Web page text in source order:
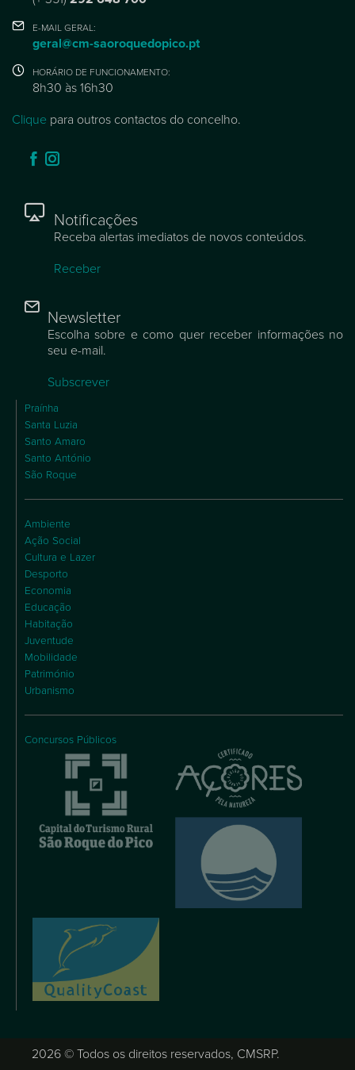
E-MAIL GERAL:
geral@cm-saoroquedopico.pt
HORÁRIO DE FUNCIONAMENTO:
8h30 às 16h30
Clique para outros contactos do concelho.
Notificações
Receba alertas imediatos de novos conteúdos.
Receber
Newsletter
Escolha sobre e como quer receber informações no
seu e-mail.
Subscrever
Praínha
Santa Luzia
Santo Amaro
Santo António
São Roque
Ambiente
Ação Social
Cultura e Lazer
Desporto
Economia
Educação
Habitação
Juventude
Mobilidade
Património
Urbanismo
Concursos Públicos
2026 © Todos os direitos reservados, CMSRP.